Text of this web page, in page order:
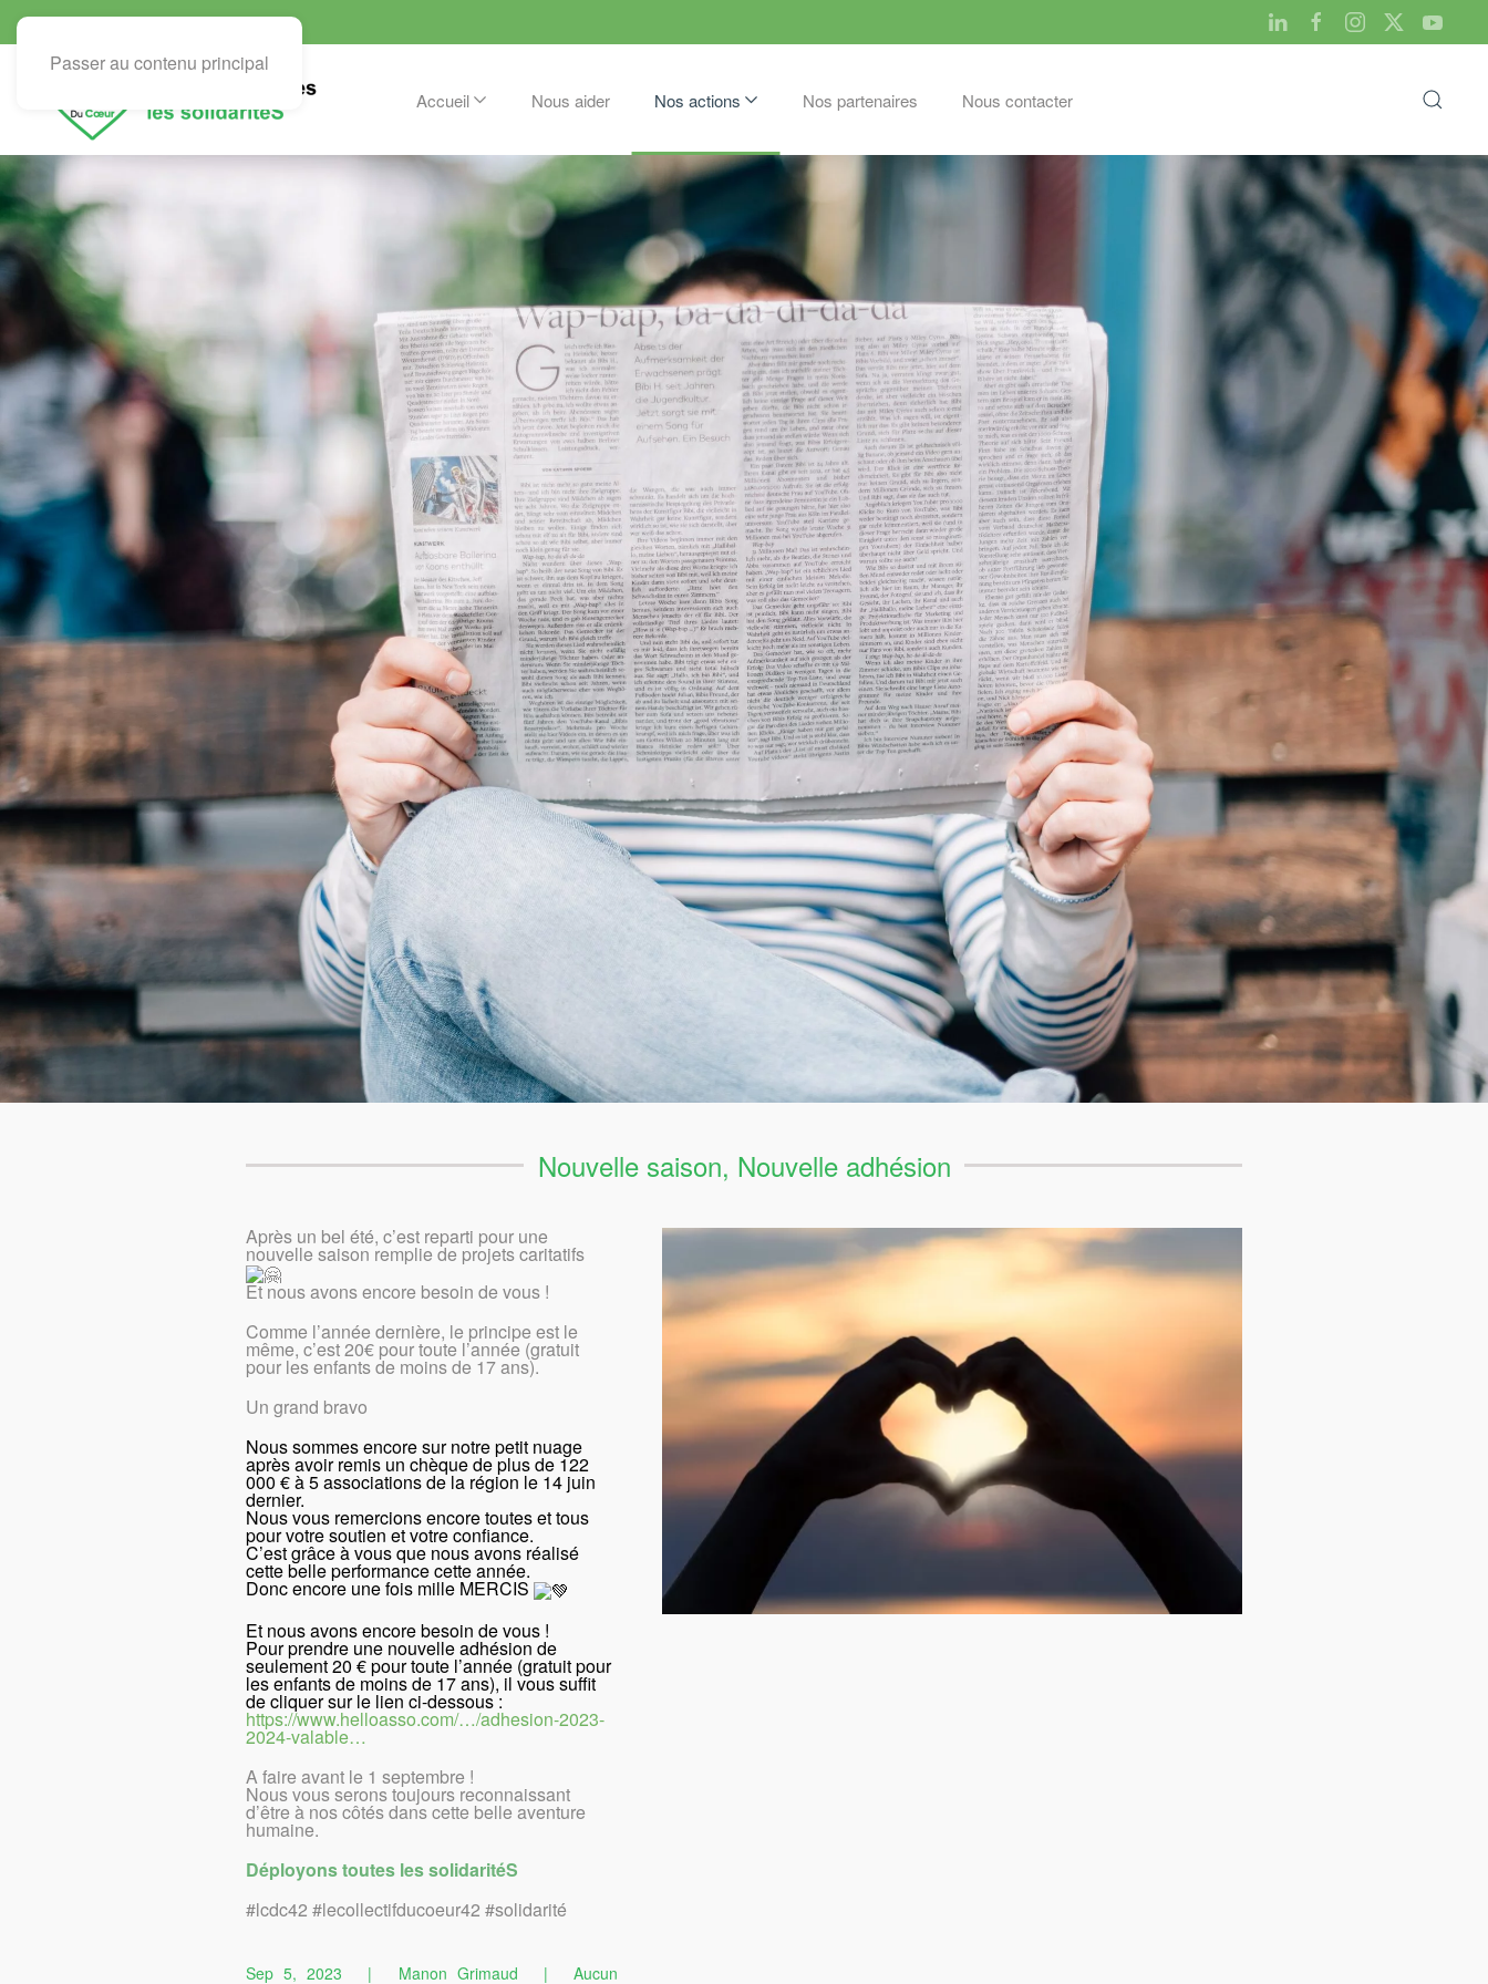
Passer au contenu principal
Accueil Nous aider Nos actions Nos partenaires Nous contacter
Nouvelle saison, Nouvelle adhésion
Après un bel été, c’est reparti pour une
nouvelle saison remplie de projets caritatifs
Et nous avons encore besoin de vous !
Comme l’année dernière, le principe est le
même, c’est 20€ pour toute l’année (gratuit
pour les enfants de moins de 17 ans).
Un grand bravo
Nous sommes encore sur notre petit nuage
après avoir remis un chèque de plus de 122
000 € à 5 associations de la région le 14 juin
dernier.
Nous vous remercions encore toutes et tous
pour votre soutien et votre confiance.
C’est grâce à vous que nous avons réalisé
cette belle performance cette année.
Donc encore une fois mille MERCIS
Et nous avons encore besoin de vous !
Pour prendre une nouvelle adhésion de
seulement 20 € pour toute l’année (gratuit pour
les enfants de moins de 17 ans), il vous suffit
de cliquer sur le lien ci-dessous :
https://www.helloasso.com/…/adhesion-2023-
2024-valable…
A faire avant le 1 septembre !
Nous vous serons toujours reconnaissant
d’être à nos côtés dans cette belle aventure
humaine.
Déployons toutes les solidaritéS
#lcdc42 #lecollectifducoeur42 #solidarité
Sep 5, 2023 | Manon Grimaud |Aucun